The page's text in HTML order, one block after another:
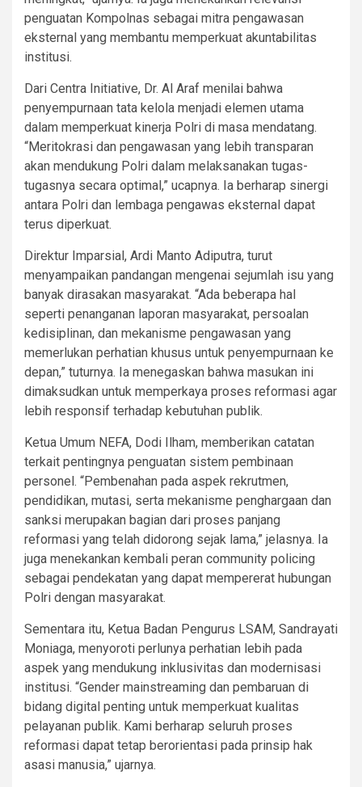
penguatan Kompolnas sebagai mitra pengawasan
eksternal yang membantu memperkuat akuntabilitas
institusi.
Dari Centra Initiative, Dr. Al Araf menilai bahwa
penyempurnaan tata kelola menjadi elemen utama
dalam memperkuat kinerja Polri di masa mendatang.
“Meritokrasi dan pengawasan yang lebih transparan
akan mendukung Polri dalam melaksanakan tugas-
tugasnya secara optimal,” ucapnya. Ia berharap sinergi
antara Polri dan lembaga pengawas eksternal dapat
terus diperkuat.
Direktur Imparsial, Ardi Manto Adiputra, turut
menyampaikan pandangan mengenai sejumlah isu yang
banyak dirasakan masyarakat. “Ada beberapa hal
seperti penanganan laporan masyarakat, persoalan
kedisiplinan, dan mekanisme pengawasan yang
memerlukan perhatian khusus untuk penyempurnaan ke
depan,” tuturnya. Ia menegaskan bahwa masukan ini
dimaksudkan untuk memperkaya proses reformasi agar
lebih responsif terhadap kebutuhan publik.
Ketua Umum NEFA, Dodi Ilham, memberikan catatan
terkait pentingnya penguatan sistem pembinaan
personel. “Pembenahan pada aspek rekrutmen,
pendidikan, mutasi, serta mekanisme penghargaan dan
sanksi merupakan bagian dari proses panjang
reformasi yang telah didorong sejak lama,” jelasnya. Ia
juga menekankan kembali peran community policing
sebagai pendekatan yang dapat mempererat hubungan
Polri dengan masyarakat.
Sementara itu, Ketua Badan Pengurus LSAM, Sandrayati
Moniaga, menyoroti perlunya perhatian lebih pada
aspek yang mendukung inklusivitas dan modernisasi
institusi. “Gender mainstreaming dan pembaruan di
bidang digital penting untuk memperkuat kualitas
pelayanan publik. Kami berharap seluruh proses
reformasi dapat tetap berorientasi pada prinsip hak
asasi manusia,” ujarnya.